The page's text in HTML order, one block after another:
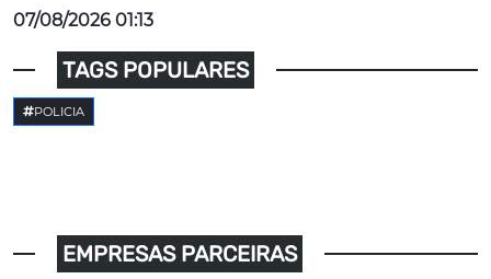
07/08/2026 01:13
TAGS POPULARES
POLICIA
EMPRESAS PARCEIRAS